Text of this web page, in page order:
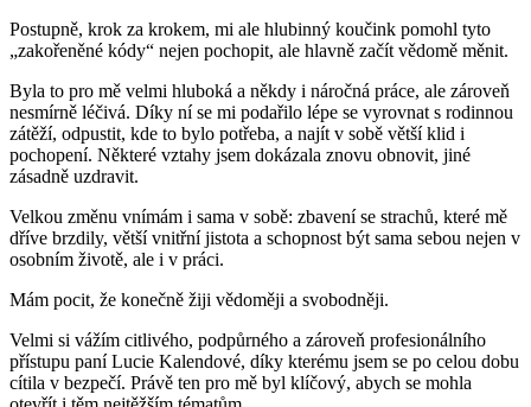
Postupně, krok za krokem, mi ale hlubinný koučink pomohl tyto
„zakořeněné kódy“ nejen pochopit, ale hlavně začít vědomě měnit.
Byla to pro mě velmi hluboká a někdy i náročná práce, ale zároveň
nesmírně léčivá. Díky ní se mi podařilo lépe se vyrovnat s rodinnou
zátěží, odpustit, kde to bylo potřeba, a najít v sobě větší klid i
pochopení. Některé vztahy jsem dokázala znovu obnovit, jiné
zásadně uzdravit.
Velkou změnu vnímám i sama v sobě: zbavení se strachů, které mě
dříve brzdily, větší vnitřní jistota a schopnost být sama sebou nejen v
osobním životě, ale i v práci.
Mám pocit, že konečně žiji vědoměji a svobodněji.
Velmi si vážím citlivého, podpůrného a zároveň profesionálního
přístupu paní Lucie Kalendové, díky kterému jsem se po celou dobu
cítila v bezpečí. Právě ten pro mě byl klíčový, abych se mohla